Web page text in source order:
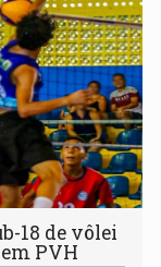
18 de vôlei
PVH